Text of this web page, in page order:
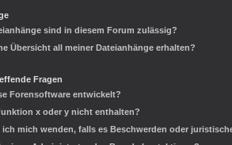
sind in diesem Forum zulässig?
Übersicht all meiner Dateianhänge erhalten?
Fragen
Forensoftware entwickelt?
x oder y nicht enthalten?
mich wenden, falls es Beschwerden oder